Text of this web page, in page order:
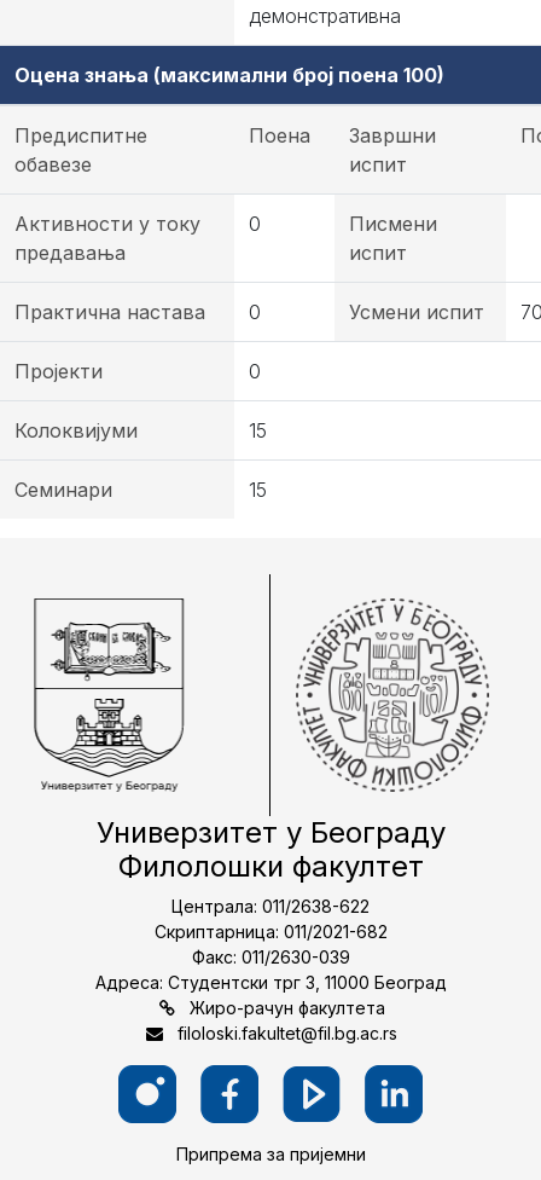
демонстративна
Оцена знања (максимални број поена 100)
Предиспитне
обавезе
Поена
Завршни
испит
Активности у току
предавања
0
Писмени
испит
Практична настава 0 Усмени испит
Пројекти 0
Колоквијуми 15
Семинари 15
Универзитет у Београду
Филолошки факултет
Централа: 011/2638-622
Скриптарница: 011/2021-682
Факс: 011/2630-039
Адреса: Студентски трг 3, 11000 Београд
Жиро-рачун факултета
filoloski.fakultet@fil.bg.ac.rs
Припрема за пријемни